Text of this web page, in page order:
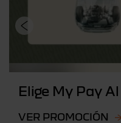
Elige My Pay
VER PROMOCIÓN